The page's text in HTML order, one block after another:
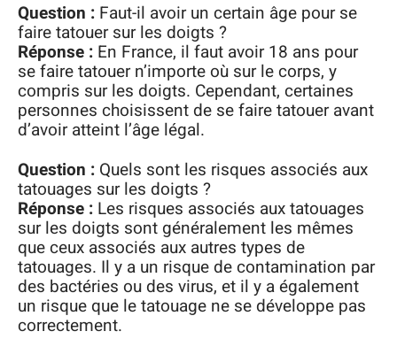
Question : Faut-il avoir un certain âge pour se
faire tatouer sur les doigts ?
Réponse : En France, il faut avoir 18 ans pour
se faire tatouer n’importe où sur le corps, y
compris sur les doigts. Cependant, certaines
personnes choisissent de se faire tatouer avant
d’avoir atteint l’âge légal.
Question : Quels sont les risques associés aux
tatouages sur les doigts ?
Réponse : Les risques associés aux tatouages
sur les doigts sont généralement les mêmes
que ceux associés aux autres types de
tatouages. Il y a un risque de contamination par
des bactéries ou des virus, et il y a également
un risque que le tatouage ne se développe pas
correctement.